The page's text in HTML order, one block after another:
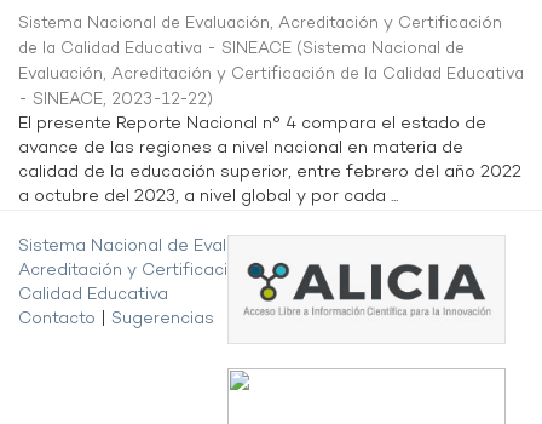
Sistema Nacional de Evaluación, Acreditación y Certificación
de la Calidad Educativa - SINEACE (Sistema Nacional de
Evaluación, Acreditación y Certificación de la Calidad Educativa
- SINEACE, 2023-12-22)
El presente Reporte Nacional n° 4 compara el estado de
avance de las regiones a nivel nacional en materia de
calidad de la educación superior, entre febrero del año 2022
a octubre del 2023, a nivel global y por cada ...
Sistema Nacional de Evaluación,
Acreditación y Certificación de la
Calidad Educativa
Contacto
Sugerencias